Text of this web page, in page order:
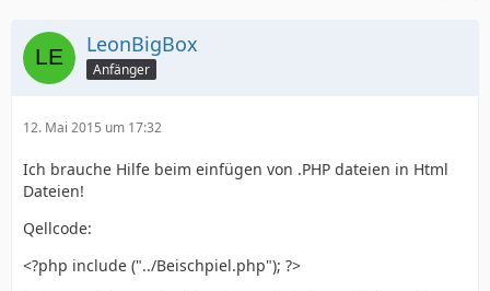
LeonBigBox
Anfänger
12. Mai 2015 um 17:32
Ich brauche Hilfe beim einfügen von .PHP dateien in Html
Dateien!
Qellcode:
<?php include ("../Beischpiel.php"); ?>